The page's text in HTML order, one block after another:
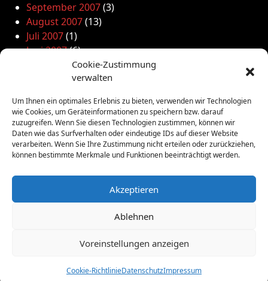
Cookie-Zustimmung
verwalten
Um Ihnen ein optimales Erlebnis zu bieten, verwenden wir Technologien
wie Cookies, um Geräteinformationen zu speichern bzw. darauf
zuzugreifen. Wenn Sie diesen Technologien zustimmen, können wir
Daten wie das Surfverhalten oder eindeutige IDs auf dieser Website
verarbeiten. Wenn Sie Ihre Zustimmung nicht erteilen oder zurückziehen,
können bestimmte Merkmale und Funktionen beeinträchtigt werden.
Akzeptieren
Ablehnen
Voreinstellungen anzeigen
Cookie-RichtlinieDatenschutzImpressum
September 2007(3)
August 2007(13)
Juli 2007(1)
Juni 2007(6)
(12)
(7)
Februar 2007(9)
Januar 2007(7)
Dezember 2006(10)
November 2006(16)
September 2006(8)
Kulturnetz Frankfurt e.V.